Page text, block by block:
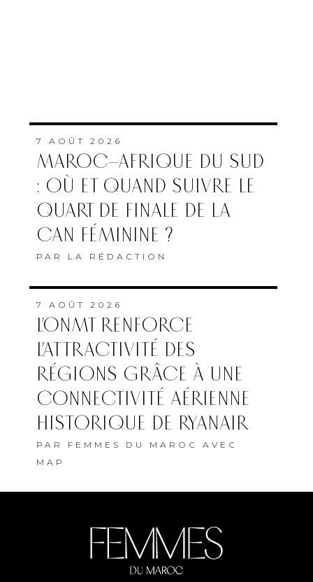
7 AOÛT 2026
MAROC–AFRIQUE DU SUD
: OÙ ET QUAND SUIVRE LE
QUART DE FINALE DE LA
CAN FÉMININE ?
PAR LA RÉDACTION
7 AOÛT 2026
L’ONMT RENFORCE
L’ATTRACTIVITÉ DES
RÉGIONS GRÂCE À UNE
CONNECTIVITÉ AÉRIENNE
HISTORIQUE DE RYANAIR
PAR FEMMES DU MAROC AVEC
MAP